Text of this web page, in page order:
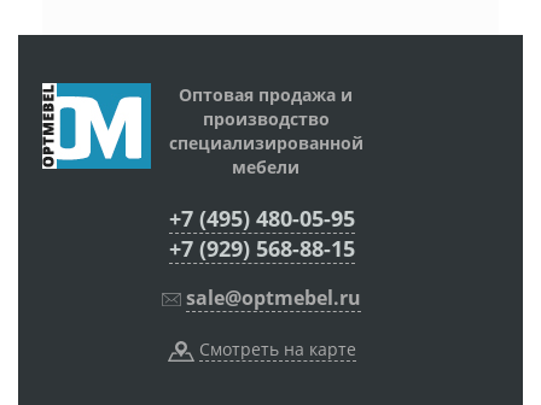
Оптовая продажа и
производство
специализированной
мебели
+7 (495) 480-05-95
+7 (929) 568-88-15
sale@optmebel.ru
Смотреть на карте